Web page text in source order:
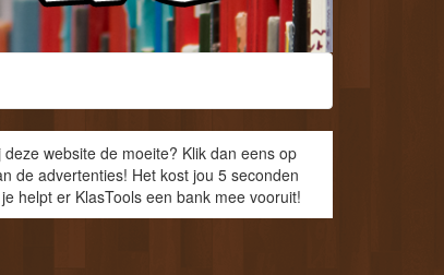
deze website de moeite? Klik dan eens op
de advertenties! Het kost jou 5 seconden
helpt er KlasTools een bank mee vooruit!